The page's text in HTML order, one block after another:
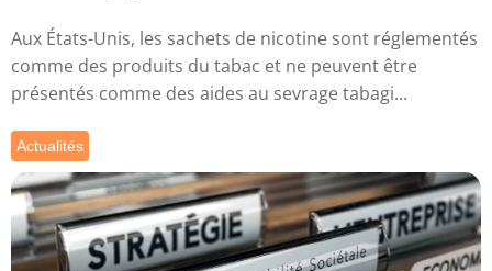
Aux États-Unis, les sachets de nicotine sont réglementés
comme des produits du tabac et ne peuvent être
présentés comme des aides au sevrage tabagi...
Actualités